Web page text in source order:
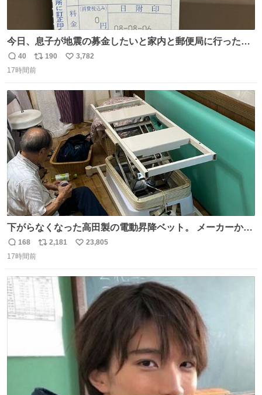
今日、息子が地震の募金したいと家内と郵便局に行ったみ
たいです。おもちゃとか買う選択肢もあったと思うけど、
自分で貯めてた2万円を役に立てて欲しい、みんなも元気
かできたらなぁと思いました。
返
信
40
リ
ポ
ト
数
190
い
数
3,782
17時間前
下がらなくなった高田製の電動昇降ベット。 メーカーから
は、完全に見放されたんですが、 見事に85歳の父が治しま
した。 うちの父は、トヨタカローラのボディをオート生産
の配線をハンダで修理している横で、
返
信
168
リ
ト
2,181
い
23,805
17時間前